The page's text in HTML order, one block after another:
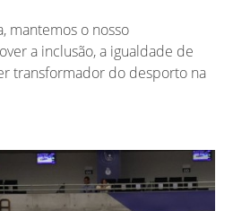
mantemos o nosso
a inclusão, a igualdade de
transformador do desporto na